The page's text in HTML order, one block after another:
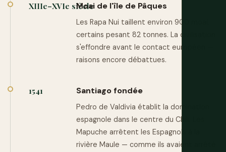
XIIIe–XVIe siècleMoai de l'île de Pâques
Les Rapa Nui taillent environ 900 moai,
certains pesant 82 tonnes. La civilisation
s'effondre avant le contact européen —
raisons encore débattues.
1541 Santiago fondée
Pedro de Valdivia établit la domination
espagnole dans le centre du Chili. Les
Mapuche arrêtent les Espagnols à la
rivière Maule — comme ils avaient arrêté